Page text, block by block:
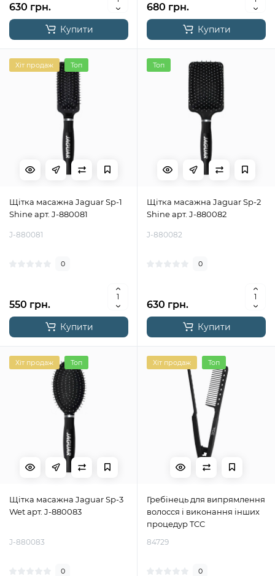
630 грн.
Купити
680 грн.
Купити
Хіт продаж Топ
Щітка масажна Jaguar Sp-1
Shine арт. J-880081
J-880081
0
550 грн.
Купити
Топ
Щітка масажна Jaguar Sp-2
Shine арт. J-880082
J-880082
0
630 грн.
Купити
Хіт продаж Топ
Щітка масажна Jaguar Sp-3
Wet арт. J-880083
J-880083
0
Хіт продаж Топ
Гребінець для випрямлення
волосся і виконання інших
процедур TCC
84729
0